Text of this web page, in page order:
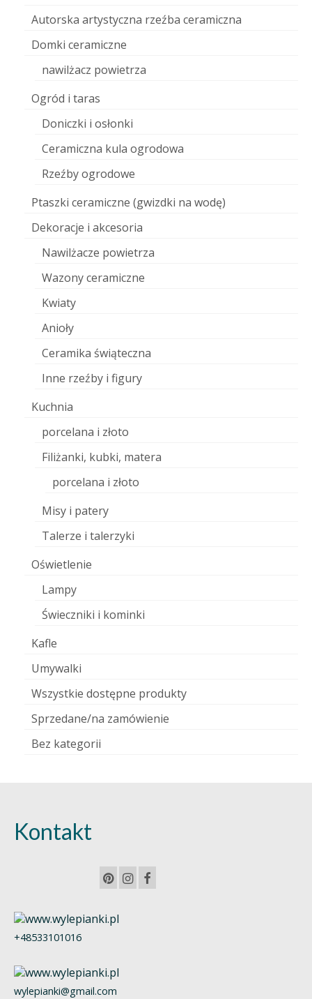
Autorska artystyczna rzeźba ceramiczna
Domki ceramiczne
nawilżacz powietrza
Ogród i taras
Doniczki i osłonki
Ceramiczna kula ogrodowa
Rzeźby ogrodowe
Ptaszki ceramiczne (gwizdki na wodę)
Dekoracje i akcesoria
Nawilżacze powietrza
Wazony ceramiczne
Kwiaty
Anioły
Ceramika świąteczna
Inne rzeźby i figury
Kuchnia
porcelana i złoto
Filiżanki, kubki, matera
porcelana i złoto
Misy i patery
Talerze i talerzyki
Oświetlenie
Lampy
Świeczniki i kominki
Kafle
Umywalki
Wszystkie dostępne produkty
Sprzedane/na zamówienie
Bez kategorii
Kontakt
+48533101016
wylepianki@gmail.com